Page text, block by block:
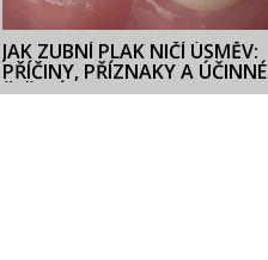
JAK ZUBNÍ PLAK NIČÍ ÚSMĚV:
PŘÍČINY, PŘÍZNAKY A ÚČINNÉ
ŘEŠENÍ